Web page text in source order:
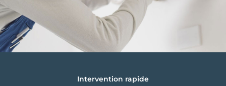
Intervention rapide